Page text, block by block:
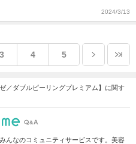
2024/3/13
3 4 5
／ダブルピーリングプレミアム】に関す
んなのコミュニティサービスです。美容